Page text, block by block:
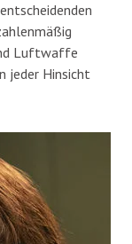
Luftwaffe
jeder Hinsicht